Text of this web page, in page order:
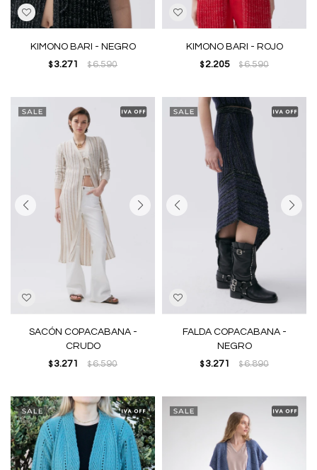
KIMONO BARI - NEGRO
$ 3.271 $6.590
KIMONO BARI - ROJO
$ 2.205 $6.590
SACÓN COPACABANA -
CRUDO
$ 3.271 $6.590
FALDA COPACABANA -
NEGRO
$ 3.271 $6.890